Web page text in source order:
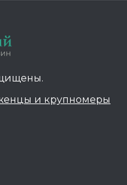
и крупномеры